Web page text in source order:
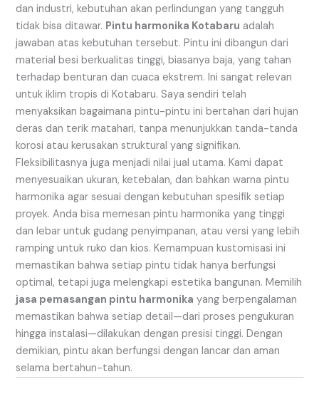
dan industri, kebutuhan akan perlindungan yang tangguh
tidak bisa ditawar. Pintu harmonika Kotabaru adalah
jawaban atas kebutuhan tersebut. Pintu ini dibangun dari
material besi berkualitas tinggi, biasanya baja, yang tahan
terhadap benturan dan cuaca ekstrem. Ini sangat relevan
untuk iklim tropis di Kotabaru. Saya sendiri telah
menyaksikan bagaimana pintu-pintu ini bertahan dari hujan
deras dan terik matahari, tanpa menunjukkan tanda-tanda
korosi atau kerusakan struktural yang signifikan.
Fleksibilitasnya juga menjadi nilai jual utama. Kami dapat
menyesuaikan ukuran, ketebalan, dan bahkan warna pintu
harmonika agar sesuai dengan kebutuhan spesifik setiap
proyek. Anda bisa memesan pintu harmonika yang tinggi
dan lebar untuk gudang penyimpanan, atau versi yang lebih
ramping untuk ruko dan kios. Kemampuan kustomisasi ini
memastikan bahwa setiap pintu tidak hanya berfungsi
optimal, tetapi juga melengkapi estetika bangunan. Memilih
jasa pemasangan pintu harmonika yang berpengalaman
memastikan bahwa setiap detail—dari proses pengukuran
hingga instalasi—dilakukan dengan presisi tinggi. Dengan
demikian, pintu akan berfungsi dengan lancar dan aman
selama bertahun-tahun.